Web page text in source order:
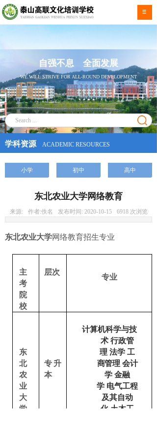
自强不息 全面发展
WE WILL STRIVE FOR ALL-ROUND DEVELOPMENT
学科资源ACADEMIC RESOURCES
小学 初中 高中
东北农业大学网络教育
来源: 作者:佚名 发布时间: 2020-10-15 6918 次浏览
东北农业大学网络教育招生专业
主
考
院
校
层次
专业
东
北
农
业
大
学
专升
本
计算机科学与技
术 行政管
理 法学 工
商管理 会计
学 金融
学 电气工程
及其自动
化 土木工